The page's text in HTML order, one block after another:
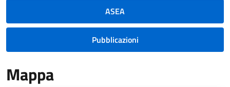
ASEA
Pubblicazioni
Mappa